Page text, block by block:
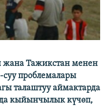
жана Тажикстан менен
проблемалары
талаштуу аймактарда
кыйынчылык күчөп,